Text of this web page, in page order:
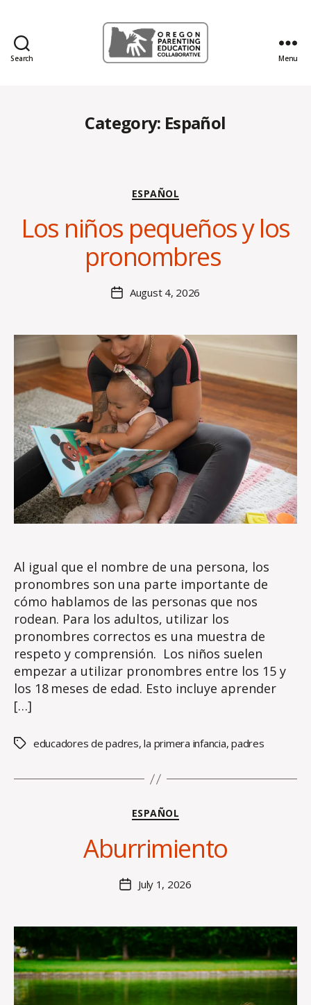
Search
Collaborative
Blog
Menu
Category: Español
Categories
ESPAÑOL
Los niños pequeños y los
pronombres
author
y
H
al
e
B
s
e
PostAugust 4, 2026
Al igual que el nombre de una persona, los
pronombres son una parte importante de
cómo hablamos de las personas que nos
rodean. Para los adultos, utilizar los
pronombres correctos es una muestra de
respeto y comprensión. Los niños suelen
empezar a utilizar pronombres entre los 15 y
los 18 meses de edad. Esto incluye aprender
[…]
Tagseducadores de padres,la primera infancia,padres
Categories
ESPAÑOL
Aburrimiento
author
al
e
B
s
e
PostJuly 1, 2026